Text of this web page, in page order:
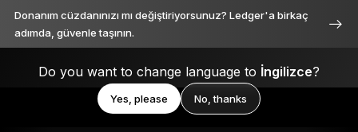
Donanım cüzdanınızı mı değiştiriyorsunuz? Ledger'a birkaç
adımda, güvenle taşının.
Do you want to change language to İngilizce?
Yes, please No, thanks